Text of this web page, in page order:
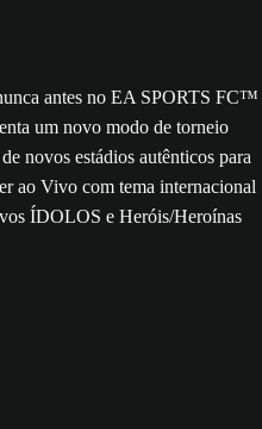
antes no EA SPORTS FC™
um novo modo de torneio
novos estádios autênticos para
ao Vivo com tema internacional
ÍDOLOS e Heróis/Heroínas